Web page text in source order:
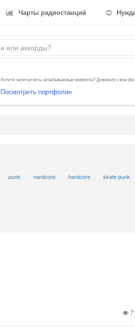
Чарты радиостанций
Хотите запечатлеть незабываемые моменты? Доверьте свои
Посмотреть портфолио
punk nardcore hardcore skate punk